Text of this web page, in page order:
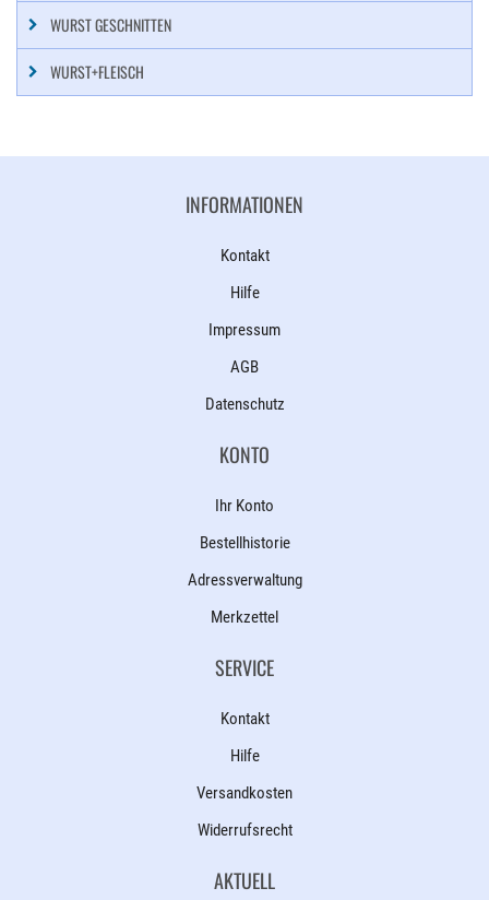
WURST GESCHNITTEN
WURST+FLEISCH
INFORMATIONEN
Kontakt
Hilfe
Impressum
AGB
Datenschutz
KONTO
Ihr Konto
Bestellhistorie
Adressverwaltung
Merkzettel
SERVICE
Kontakt
Hilfe
Versandkosten
Widerrufsrecht
AKTUELL